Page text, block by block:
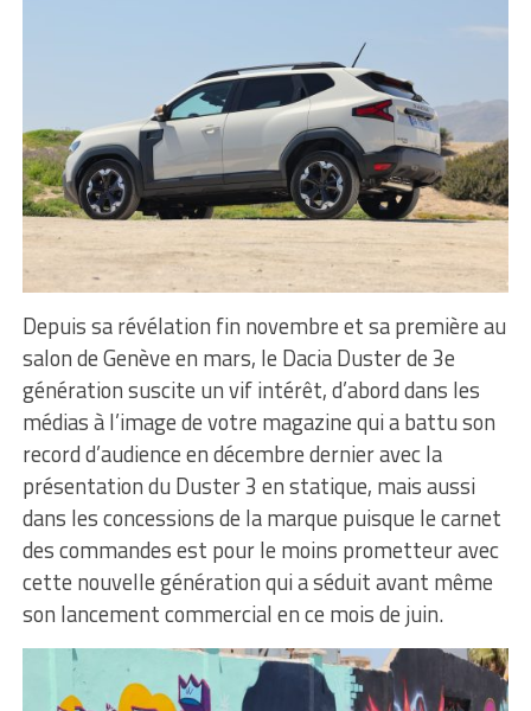
Depuis sa révélation fin novembre et sa première au
salon de Genève en mars, le Dacia Duster de 3e
génération suscite un vif intérêt, d’abord dans les
médias à l’image de votre magazine qui a battu son
record d’audience en décembre dernier avec la
présentation du Duster 3 en statique, mais aussi
dans les concessions de la marque puisque le carnet
des commandes est pour le moins prometteur avec
cette nouvelle génération qui a séduit avant même
son lancement commercial en ce mois de juin.